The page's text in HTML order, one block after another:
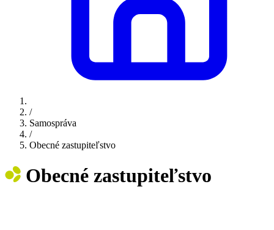
/
Samospráva
/
Obecné zastupiteľstvo
Obecné zastupiteľstvo